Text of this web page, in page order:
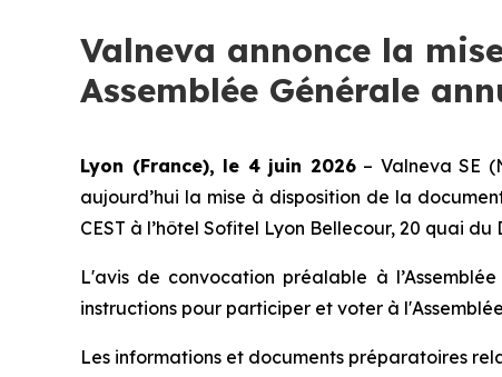
Valneva annonce la
Assemblée Générale
Lyon (France), le 4 juin 2026– Valneva SE
aujourd’hui la mise à disposition de la
CEST à l’hôtel Sofitel Lyon Bellecour, 20 quai
L'avis de convocation préalable à
instructions pour participer et voter à
Les informations et documents préparatoires